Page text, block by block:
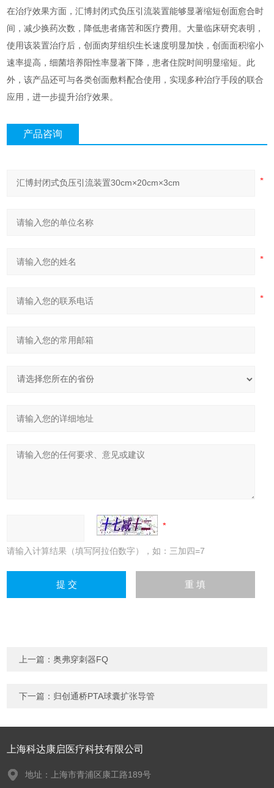
在治疗效果方面，汇博封闭式负压引流装置能够显著缩短创面愈合时
间，减少换药次数，降低患者痛苦和医疗费用。大量临床研究表明，
使用该装置治疗后，创面肉芽组织生长速度明显加快，创面面积缩小
速率提高，细菌培养阳性率显著下降，患者住院时间明显缩短。此
外，该产品还可与各类创面敷料配合使用，实现多种治疗手段的联合
应用，进一步提升治疗效果。
产品咨询
请输入计算结果（填写阿拉伯数字），如：三加四=7
上一篇：奥弗穿刺器FQ
下一篇： 归创通桥PTA球囊扩张导管
上海科达康启医疗科技有限公司
地址：上海市青浦区康工路189号